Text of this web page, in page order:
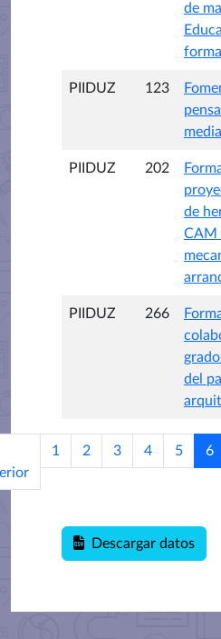
de
PIIDUZ 123
PIIDUZ 202
de
CAM
PIIDUZ 266
del
1 2 3 4 5 6
Descargar datos